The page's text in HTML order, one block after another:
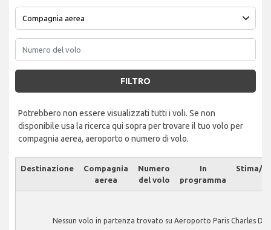
FILTRO
Potrebbero non essere visualizzati tutti i voli. Se non
disponibile usa la ricerca qui sopra per trovare il tuo volo per
compagnia aerea, aeroporto o numero di volo.
Destinazione
Compagnia
aerea
Numero
del volo
In
programma
Stima/
Nessun volo in partenza trovato su Aeroporto Paris Charles De